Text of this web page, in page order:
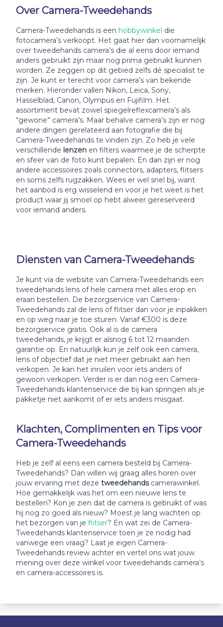
Over Camera-Tweedehands
Camera-Tweedehands is een hobbywinkel die
fotocamera’s verkoopt. Het gaat hier dan voornamelijk
over tweedehands camera’s die al eens door iemand
anders gebruikt zijn maar nog prima gebruikt kunnen
worden. Ze zeggen op dit gebied zelfs dé specialist te
zijn. Je kunt er terecht voor camera’s van bekende
merken. Hieronder vallen Nikon, Leica, Sony,
Hasselblad, Canon, Olympus en Fujifilm. Het
assortiment bevat zowel spiegelreflexcamera’s als
“gewone” camera’s. Maar behalve camera’s zijn er nog
andere dingen gerelateerd aan fotografie die bij
Camera-Tweedehands te vinden zijn. Zo heb je vele
verschillende lenzen en filters waarmee je de scherpte
en sfeer van de foto kunt bepalen. En dan zijn er nog
andere accessoires zoals connectors, adapters, flitsers
en soms zelfs rugzakken. Wees er wel snel bij, want
het aanbod is erg wisselend en voor je het weet is het
product waar jij smoel op hebt alweer gereserveerd
voor iemand anders.
Diensten van Camera-Tweedehands
Je kunt via de website van Camera-Tweedehands een
tweedehands lens of hele camera met alles erop en
eraan bestellen. De bezorgservice van Camera-
Tweedehands zal de lens of flitser dan voor je inpakken
en op weg naar je toe sturen. Vanaf €300 is deze
bezorgservice gratis. Ook al is de camera
tweedehands, je krijgt er alsnog 6 tot 12 maanden
garantie op. En natuurlijk kun je zelf ook een camera,
lens of objectief dat je niet meer gebruikt aan hen
verkopen. Je kan het inruilen voor iets anders of
gewoon verkopen. Verder is er dan nog een Camera-
Tweedehands klantenservice die bij kan springen als je
pakketje niet aankomt of er iets anders misgaat.
Klachten, Complimenten en Tips voor
Camera-Tweedehands
Heb je zelf al eens een camera besteld bij Camera-
Tweedehands? Dan willen wij graag alles horen over
jouw ervaring met deze tweedehandscamerawinkel.
Hoe gemakkelijk was het om een nieuwe lens te
bestellen? Kon je zien dat de camera is gebruikt of was
hij nog zo goed als nieuw? Moest je lang wachten op
het bezorgen van je flitser? En wat zei de Camera-
Tweedehands klantenservice toen je ze nodig had
vanwege een vraag? Laat je eigen Camera-
Tweedehands review achter en vertel ons wat jouw
mening over deze winkel voor tweedehands camera’s
en camera-accessoires is.